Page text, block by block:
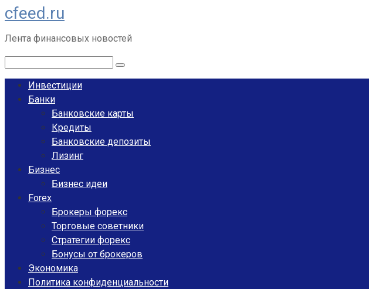
Перейти
к
контенту
cfeed.ru
Лента финансовых новостей
Инвестиции
Банки
Банковские карты
Кредиты
Банковские депозиты
Лизинг
Бизнес
Бизнес идеи
Forex
Брокеры форекс
Торговые советники
Стратегии форекс
Бонусы от брокеров
Экономика
Политика конфиденциальности